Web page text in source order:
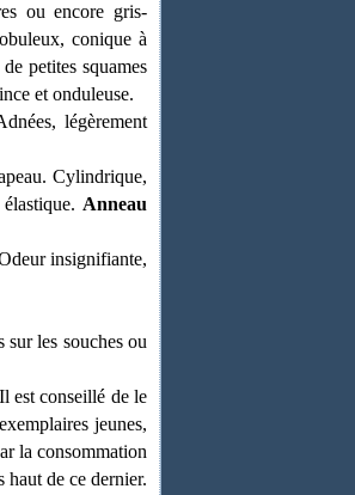
ou encore gris-
conique à
petites squames
et onduleuse.
légèrement
Cylindrique,
Anneau
insignifiante,
les souches ou
est conseillé de le
jeunes,
la consommation
haut de ce dernier.